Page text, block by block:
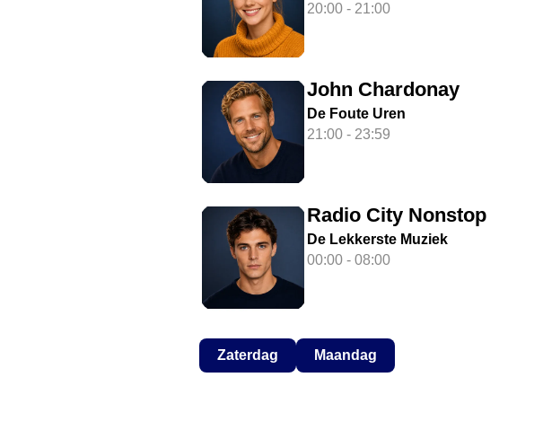
20:00 - 21:00
John Chardonay
De Foute Uren
21:00 - 23:59
Radio City Nonstop
De Lekkerste Muziek
00:00 - 08:00
Zaterdag Maandag